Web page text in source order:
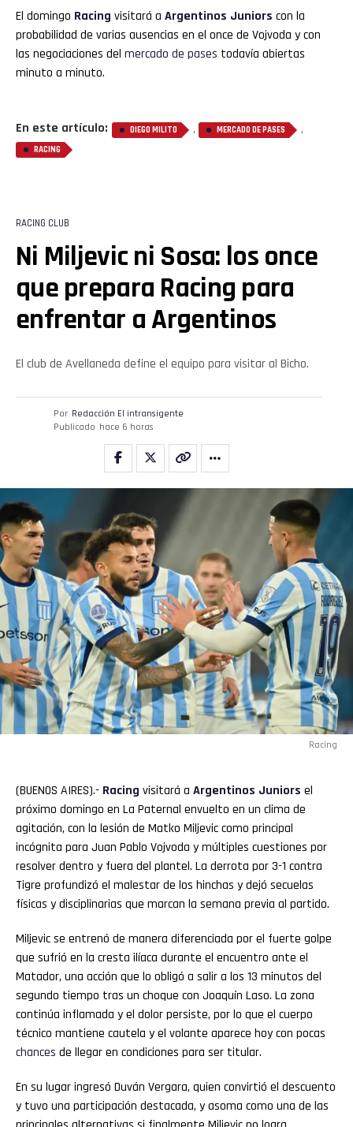
El domingo Racing visitará a Argentinos Juniors con la
probabilidad de varias ausencias en el once de Vojvoda y con
las negociaciones del mercado de pases todavía abiertas
minuto a minuto.
En este artículo: DIEGO MILITO , MERCADO DE PASES ,
RACING
RACING CLUB
Ni Miljevic ni Sosa: los once
que prepara Racing para
enfrentar a Argentinos
El club de Avellaneda define el equipo para visitar al Bicho.
Por Redacción El intransigente
Publicado hace 6 horas
Racing
(BUENOS AIRES).- Racing visitará a Argentinos Juniors el
próximo domingo en La Paternal envuelto en un clima de
agitación, con la lesión de Matko Miljevic como principal
incógnita para Juan Pablo Vojvoda y múltiples cuestiones por
resolver dentro y fuera del plantel. La derrota por 3-1 contra
Tigre profundizó el malestar de los hinchas y dejó secuelas
físicas y disciplinarias que marcan la semana previa al partido.
Miljevic se entrenó de manera diferenciada por el fuerte golpe
que sufrió en la cresta ilíaca durante el encuentro ante el
Matador, una acción que lo obligó a salir a los 13 minutos del
segundo tiempo tras un choque con Joaquín Laso. La zona
continúa inflamada y el dolor persiste, por lo que el cuerpo
técnico mantiene cautela y el volante aparece hoy con pocas
chances de llegar en condiciones para ser titular.
En su lugar ingresó Duván Vergara, quien convirtió el descuento
y tuvo una participación destacada, y asoma como una de las